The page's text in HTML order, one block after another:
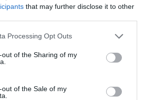
that may further disclose it to other
website/app uses one or more Google
visit or usage behaviour. You may click to
to Google and its third-party tags to
specified purposes in below Google
Processing Opt Outs
out of the Sharing of my
out of the Sale of my
35 PERCES TANÓRÁK ÉS KEVESEBB HÁZI